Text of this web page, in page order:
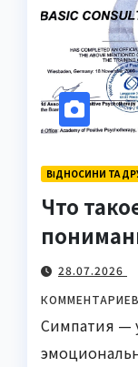
ВІДНОСИНИ ТА
Что
28.07.2026
КОММЕНТАРИЕВ
Симпатия —